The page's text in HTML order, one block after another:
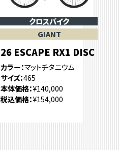
クロスバイク
GIANT
26 ESCAPE RX1 DISC
カラー マットチタニウム
サイズ 465
本体価格 ¥140,000
税込価格 ¥154,000